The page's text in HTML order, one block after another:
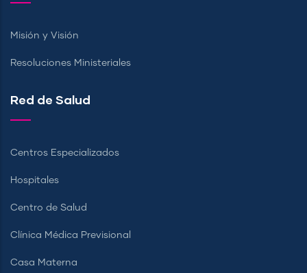
Misión y Visión
Resoluciones Ministeriales
Red de Salud
Centros Especializados
Hospitales
Centro de Salud
Clínica Médica Previsional
Casa Materna